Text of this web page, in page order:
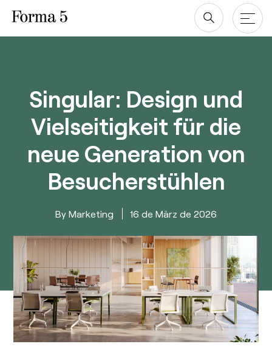
Inhalt
springen
Tische
Stauraum für das Büro
Stühle
Alle projekte
Unternehmen
Designer
uns
Nachhaltigkeit ♻️
Ergonomie
Soziale Verantwortung
Showrooms
Herzlichwillkommen!
Downloads
esPattio
esPattio
Kontakt
Kontakt
Singular: Design und
Vielseitigkeit für die
neue Generation von
Besucherstühlen
Marketing 16 de März de 2026